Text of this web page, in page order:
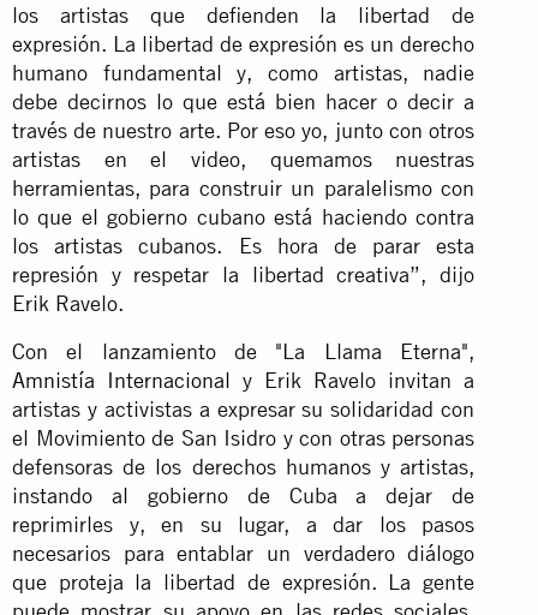
los artistas que defienden la libertad de
expresión. La libertad de expresión es un derecho
humano fundamental y, como artistas, nadie
debe decirnos lo que está bien hacer o decir a
través de nuestro arte. Por eso yo, junto con otros
artistas en el video, quemamos nuestras
herramientas, para construir un paralelismo con
lo que el gobierno cubano está haciendo contra
los artistas cubanos. Es hora de parar esta
represión y respetar la libertad creativa”, dijo
Erik Ravelo.
Con el lanzamiento de "La Llama Eterna",
Amnistía Internacional y Erik Ravelo invitan a
artistas y activistas a expresar su solidaridad con
el Movimiento de San Isidro y con otras personas
defensoras de los derechos humanos y artistas,
instando al gobierno de Cuba a dejar de
reprimirles y, en su lugar, a dar los pasos
necesarios para entablar un verdadero diálogo
que proteja la libertad de expresión. La gente